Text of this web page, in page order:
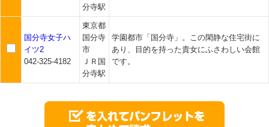
分寺駅
国分寺女子ハ
イツ2
042-325-4182
東京都
国分寺
市
ＪＲ国
分寺駅
学園都市「国分寺」。この閑静な住宅街に
あり、目的を持った貴女にふさわしい会館
です。